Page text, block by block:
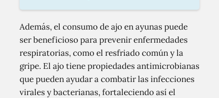
Además, el consumo de ajo en ayunas puede
ser beneficioso para prevenir enfermedades
respiratorias, como el resfriado común y la
gripe. El ajo tiene propiedades antimicrobianas
que pueden ayudar a combatir las infecciones
virales y bacterianas, fortaleciendo así el